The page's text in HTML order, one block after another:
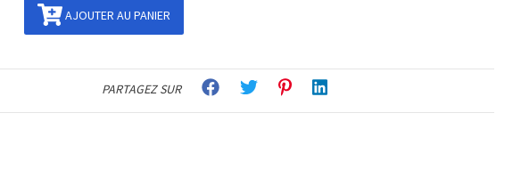
AJOUTER AU PANIER
PARTAGEZ SUR